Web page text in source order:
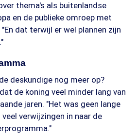
thema's als buitenlandse
en de publieke omroep met
dat terwijl er wel plannen zijn
deskundige nog meer op?
de koning veel minder lang van
jaren. "Het was geen lange
verwijzingen in naar de